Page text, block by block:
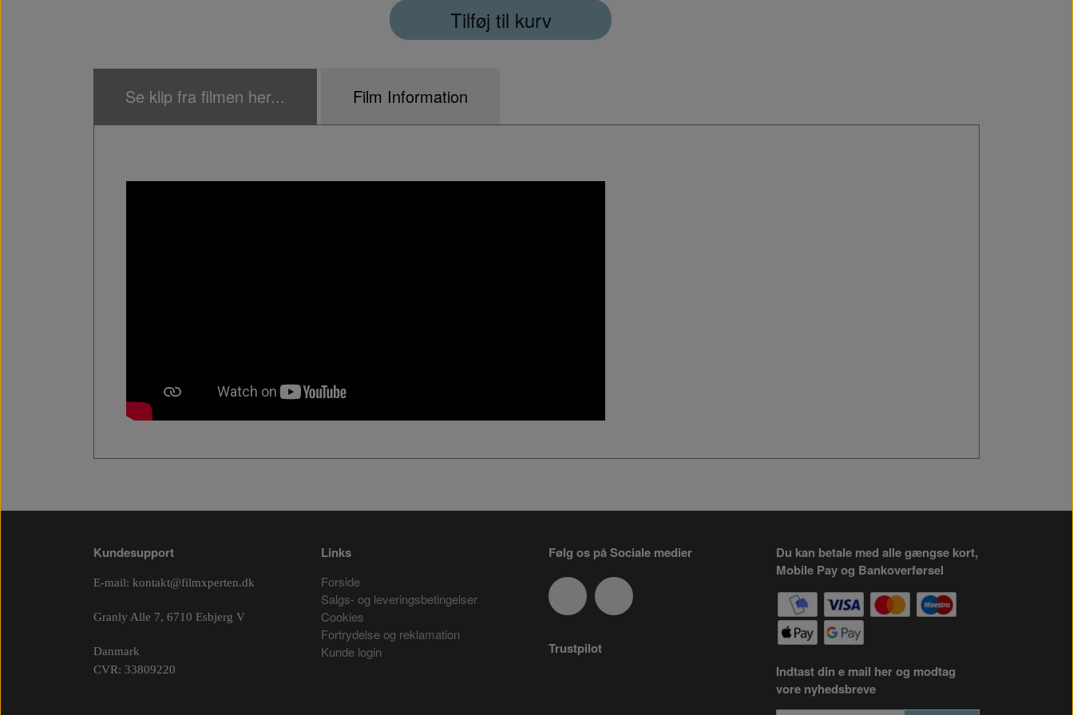
Tilføj til kurv
Se klip fra filmen her... Film Information
Kundesupport
E-mail: kontakt@filmxperten.dk
Granly Alle 7, 6710 Esbjerg V
Danmark
CVR: 33809220
Links
Forside
Salgs- og leveringsbetingelser
Cookies
Fortrydelse og reklamation
Kunde login
Følg os på Sociale medier
Trustpilot
Du kan betale med alle gængse kort,
Mobile Pay og Bankoverførsel
Indtast din e mail her og modtag
vore nyhedsbreve